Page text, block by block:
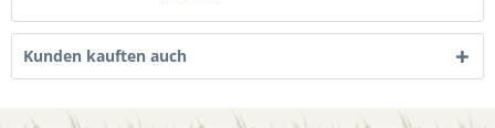
Kunden kauften auch